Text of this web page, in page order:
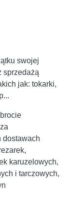
swojej
sprzedażą
jak: tokarki,
dostawach
karuzelowych,
i tarczowych,